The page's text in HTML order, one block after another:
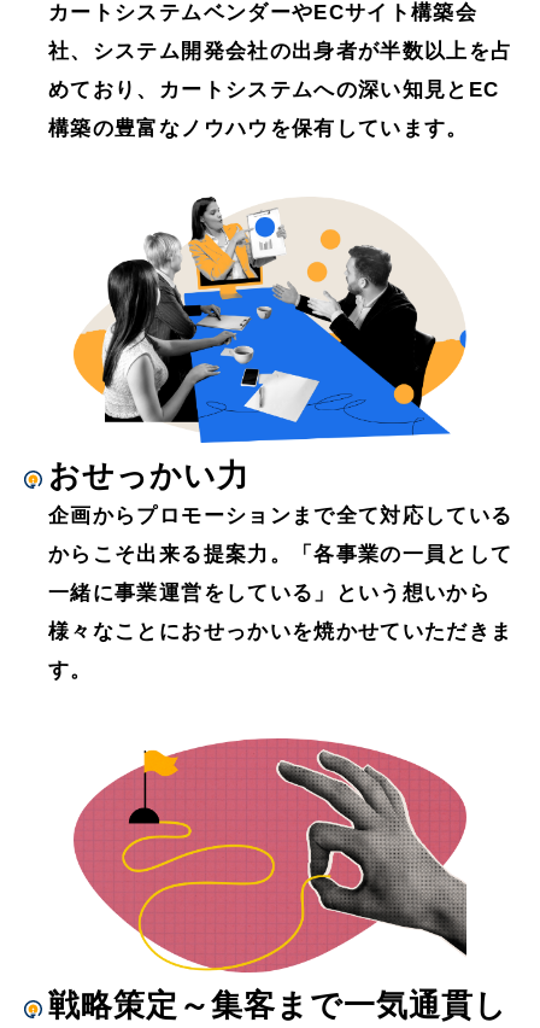
カートシステムベンダーやECサイト構築会
社、システム開発会社の出身者が半数以上を占
めており、カートシステムへの深い知⾒とEC
構築の豊富なノウハウを保有しています。
おせっかい力
企画からプロモーションまで全て対応している
からこそ出来る提案力。「各事業の一員として
一緒に事業運営をしている」という想いから
様々なことにおせっかいを焼かせていただきま
す。
戦略策定～集客まで一気通貫し